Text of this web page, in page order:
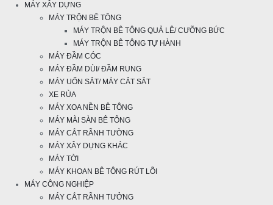
MÁY XÂY DỰNG
MÁY TRỘN BÊ TÔNG
MÁY TRỘN BÊ TÔNG QUẢ LÊ/ CƯỠNG BỨC
MÁY TRỘN BÊ TÔNG TỰ HÀNH
MÁY ĐẦM CÓC
MÁY ĐẦM DÙI/ ĐẦM RUNG
MÁY UỐN SẮT/ MÁY CẮT SẮT
XE RÙA
MÁY XOA NỀN BÊ TÔNG
MÁY MÀI SÀN BÊ TÔNG
MÁY CẮT RÃNH TƯỜNG
MÁY XÂY DỰNG KHÁC
MÁY TỜI
MÁY KHOAN BÊ TÔNG RÚT LÕI
MÁY CÔNG NGHIỆP
MÁY CẮT RÃNH TƯỞNG